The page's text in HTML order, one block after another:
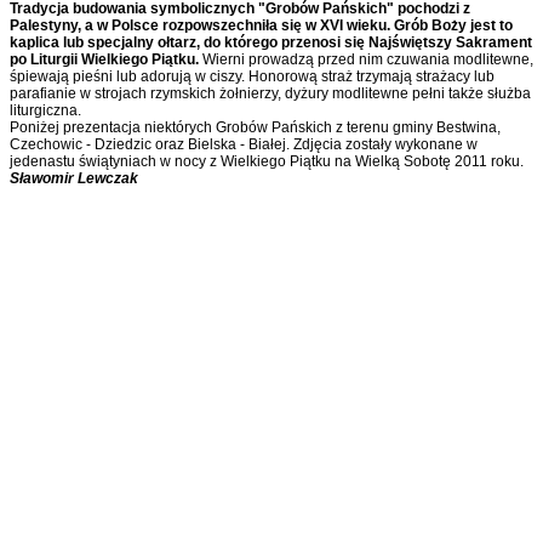
Tradycja budowania symbolicznych "Grobów Pańskich" pochodzi z
Palestyny, a w Polsce rozpowszechniła się w XVI wieku. Grób Boży jest to
kaplica lub specjalny ołtarz, do którego przenosi się Najświętszy Sakrament
po Liturgii Wielkiego Piątku. Wierni prowadzą przed nim czuwania modlitewne,
śpiewają pieśni lub adorują w ciszy. Honorową straż trzymają strażacy lub
parafianie w strojach rzymskich żołnierzy, dyżury modlitewne pełni także służba
liturgiczna.
Poniżej prezentacja niektórych Grobów Pańskich z terenu gminy Bestwina,
Czechowic - Dziedzic oraz Bielska - Białej. Zdjęcia zostały wykonane w
jedenastu świątyniach w nocy z Wielkiego Piątku na Wielką Sobotę 2011 roku.
Sławomir Lewczak